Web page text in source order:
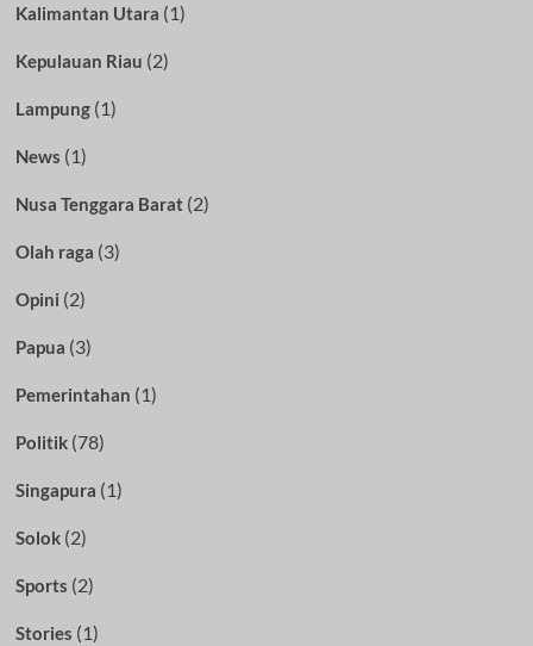
Kalimantan Utara (1)
Kepulauan Riau (2)
Lampung(1)
News (1)
Nusa Tenggara Barat(2)
Olah raga (3)
Opini (2)
Papua (3)
Pemerintahan (1)
Politik(78)
Singapura (1)
Solok(2)
Sports (2)
Stories (1)